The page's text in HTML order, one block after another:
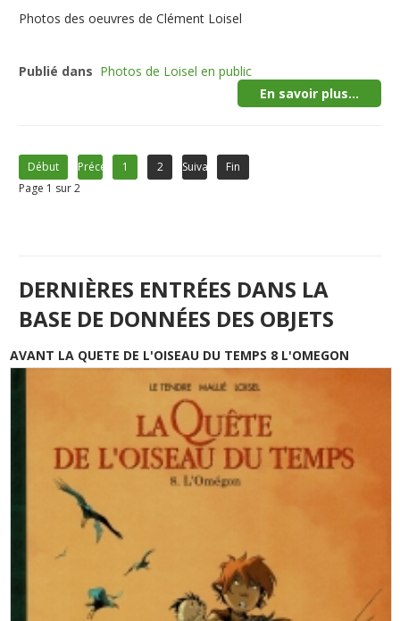
Photos des oeuvres de Clément Loisel
Publié dans Photos de Loisel en public
En savoir plus...
Début Précédent1 2 Suivant
Fin
Page 1 sur 2
DERNIÈRES ENTRÉES DANS LA
BASE DE DONNÉES DES OBJETS
AVANT LA QUETE DE L'OISEAU DU TEMPS 8 L'OMEGON